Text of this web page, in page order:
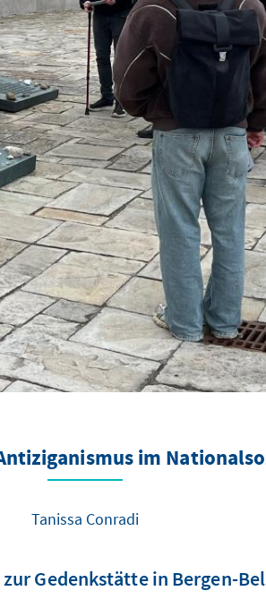
im
Tanissa Conradi
Gedenkstätte in Bergen-